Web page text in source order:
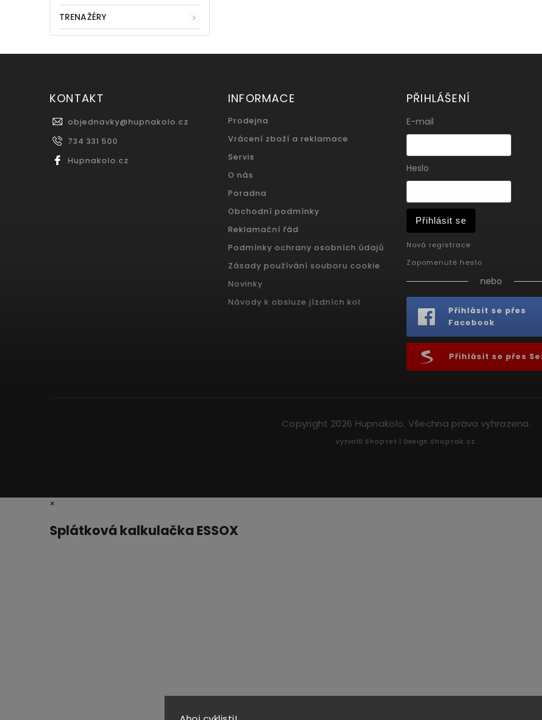
TRENAŽÉRY
KONTAKT
objednavky@hupnakolo.cz
734 331 500
Hupnakolo.cz
INFORMACE
Prodejna
Vrácení zboží a reklamace
Servis
O nás
Poradna
Obchodní podmínky
Reklamační řád
Podmínky ochrany osobních údajů
Zásady používání souboru cookie
Novinky
Návody k obsluze jízdních kol
PŘIHLÁŠENÍ
E-mail
Heslo
Přihlásit se
Nová registrace
Zapomenuté heslo
nebo
Přihlásit se přes
Facebook
Přihlásit se přes
Copyright 2026 Hupnakolo. Všechna práva vyhrazena.
Vytvořil Shoptet | Design Shoptak.cz.
×
Splátková kalkulačka ESSOX